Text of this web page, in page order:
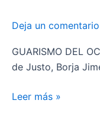
Deja un comentario
GUARISMO DEL
de Justo, Borja
Zamora
Leer más »